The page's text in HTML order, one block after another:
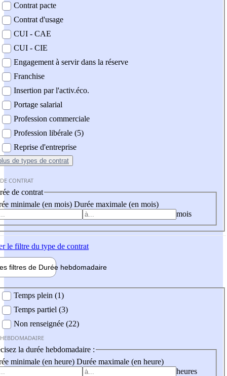
Contrat pacte
Contrat d'usage
CUI - CAE
CUI - CIE
Engagement à servir dans la réserve
Franchise
Insertion par l'activ.éco.
Portage salarial
Profession commerciale
Profession libérale (5)
Reprise d'entreprise
de types de contrat
CONTRAT
de contrat
minimale (en mois) Durée maximale (en mois)
mois
le filtre du type de contrat
filtres de Durée hebdomadaire
Temps plein (1)
Temps partiel (3)
Non renseignée (22)
la durée hebdomadaire :
minimale (en heure) Durée maximale (en heure)
heures